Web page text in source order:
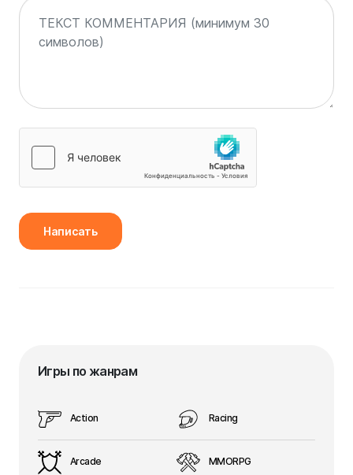
Написать
Игры по жанрам
Action
Arcade
Racing
MMORPG